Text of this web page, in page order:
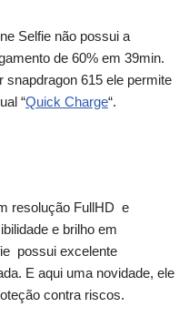
Selfie não possui a
de 60% em 39min.
615 ele permite
“Quick Charge“.
resolução FullHD e
e brilho em
possui excelente
E aqui uma novidade, ele
contra riscos.